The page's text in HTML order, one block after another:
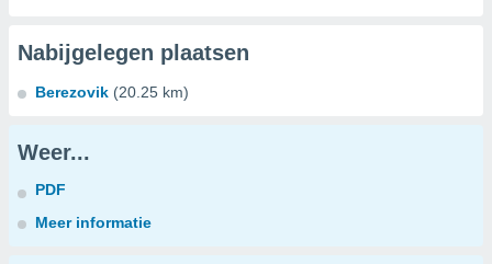
Nabijgelegen plaatsen
Berezovik (20.25 km)
Weer...
PDF
Meer informatie